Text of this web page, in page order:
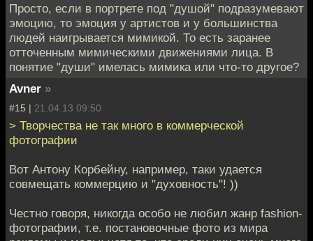
Просто, если в портрете под "душой" подразумевают
эмоцию, то эмоция у артистов и у большинства
людей наигрывается мимикой. То есть заранее
отточенным мимическими движениями лица. В
понятие "души" имелась мимика или что-то другое?
Avner »
#15 | 21.04.13 09:50
> Творчества не так много в коммерческой
фотографии
Вот Антону Корбейну, например, таки удается
совмещать коммерцию и "духовность"! ))
Честно говоря, никогда особо не любил жанр fashion-
фотографии, т.е. постановочные фото из мира